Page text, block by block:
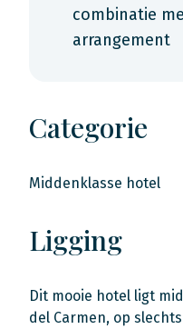
combinatie
arrangement
Categorie
Middenklasse hotel
Ligging
Dit mooie hotel ligt
del Carmen, op